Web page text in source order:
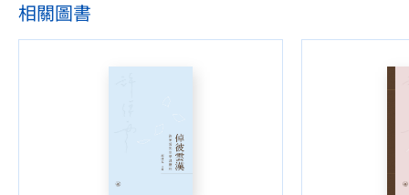
相關圖書